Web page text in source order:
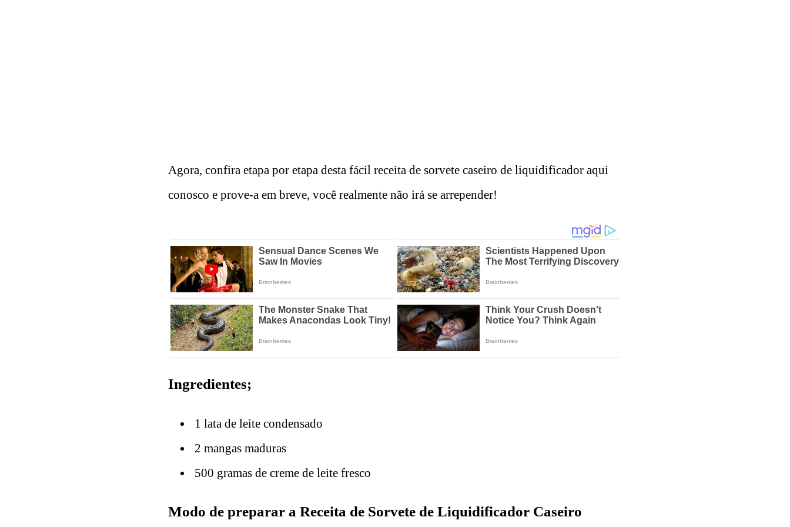
Agora, confira etapa por etapa desta fácil receita de sorvete caseiro de liquidificador aqui
conosco e prove-a em breve, você realmente não irá se arrepender!
Ingredientes;
1 lata de leite condensado
2 mangas maduras
500 gramas de creme de leite fresco
Modo de preparar a Receita de Sorvete de Liquidificador Caseiro